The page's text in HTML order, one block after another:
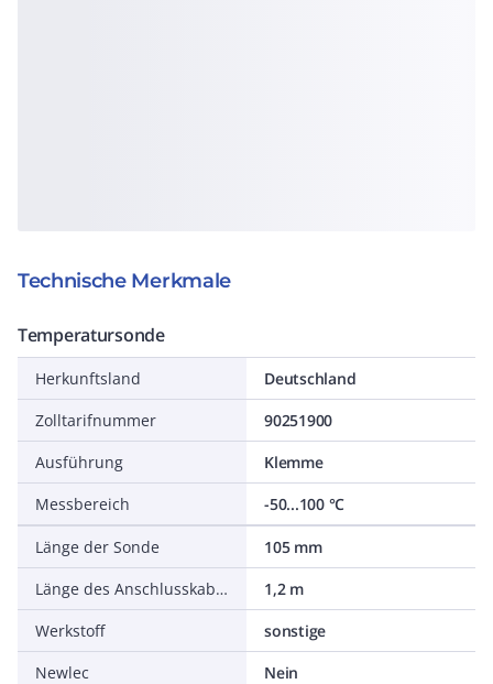
Technische Merkmale
Temperatursonde
Herkunftsland
Deutschland
Zolltarifnummer
90251900
Ausführung
Klemme
Messbereich
-50...100 °C
Länge der Sonde
105 mm
Länge des Anschlusskabels
1,2 m
Werkstoff
sonstige
Newlec
Nein